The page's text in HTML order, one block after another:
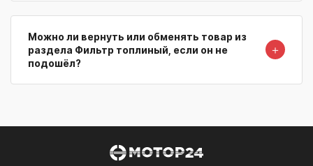
Можно ли вернуть или обменять товар из
раздела Фильтр топлиный, если он не
подошёл?
＋